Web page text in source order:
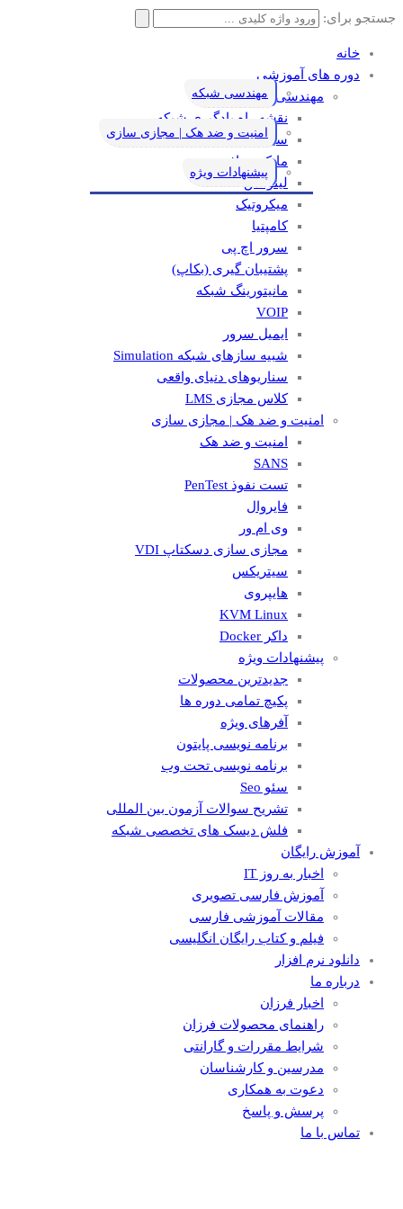
جستجو برای:
خانه
دوره های آموزشی
مهندسی شبکه
نقشه راه یادگیری شبکه
سیسکو
مایکروسافت
لینوکس
میکروتیک
کامپتیا
سرور اچ پی
پشتیبان گیری (بکاپ)
مانيتورينگ شبکه
VOIP
ایمیل سرور
شبیه سازهای شبکه Simulation
سناریوهای دنیای واقعی
کلاس مجازی LMS
امنیت و ضد هک | مجازی سازی
امنیت و ضد هک
SANS
تست نفوذ PenTest
فایروال
وی ام ور
مجازی سازی دسکتاپ VDI
سیتریکس
هایپروی
KVM Linux
داکر Docker
پیشنهادات ویژه
جدیدترین محصولات
پکیچ تمامی دوره ها
آفرهای ویژه
برنامه نویسی پایتون
برنامه نویسی تحت وب
سئو Seo
تشریح سوالات آزمون بین المللی
فلش دیسک های تخصصی شبکه
آموزش رایگان
اخبار به روز IT
آموزش فارسی تصویری
مقالات آموزشی فارسی
فیلم و کتاب رایگان انگلیسی
دانلود نرم افزار
درباره ما
اخبار فرزان
راهنمای محصولات فرزان
شرایط مقررات و گارانتی
مدرسین و کارشناسان
دعوت به همکاری
پرسش و پاسخ
تماس با ما
مهندسی شبکه
امنیت و ضد هک | مجازی سازی
پیشنهادات ویژه